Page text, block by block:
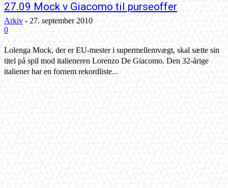
27.09 Mock v Giacomo til purseoffer
Arkiv - 27. september 2010
0
Lolenga Mock, der er EU-mester i supermellemvægt, skal sætte sin
titel på spil mod italieneren Lorenzo De Giacomo. Den 32-årige
italiener har en fornem rekordliste...